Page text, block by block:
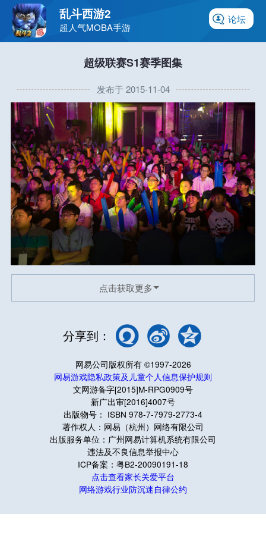
论坛
乱斗西游2
超人气MOBA手游
超级联赛S1赛季图集
发布于 2015-11-04
点击获取更多
分享到：
网易公司版权所有 ©1997-2026
网易游戏隐私政策及儿童个人信息保护规则
文网游备字[2015]M-RPG0909号
新广出审[2016]4007号
出版物号： ISBN 978-7-7979-2773-4
著作权人：网易（杭州）网络有限公司
出版服务单位：广州网易计算机系统有限公司
违法及不良信息举报中心
ICP备案：粤B2-20090191-18
点击查看家长关爱平台
网络游戏行业防沉迷自律公约